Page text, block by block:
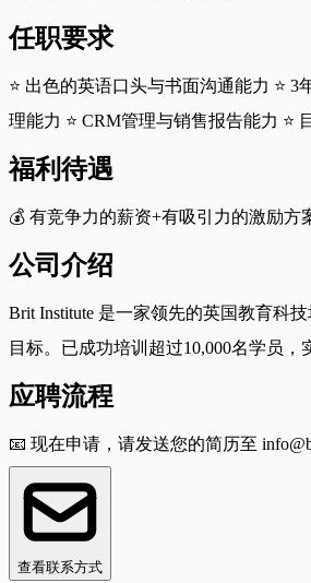
任职要求
⭐ 出色的英语口头与书面沟通能力 ⭐
理能力 ⭐ CRM管理与销售报告能力 ⭐
福利待遇
💰 有竞争力的薪资+有吸引力的激励
公司介绍
Brit Institute 是一家领先的英国教育科
目标。已成功培训超过10,000名学员
应聘流程
📧 现在申请，请发送您的简历至
查看联系方式